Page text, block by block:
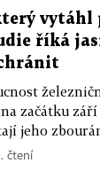
vytáhl
říká
začátku
jeho
čtení